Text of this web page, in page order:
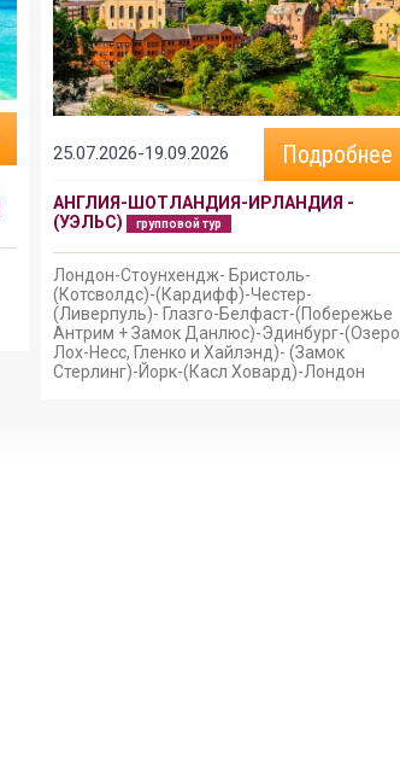
25.07.2026-19.09.2026 Подробнее
АНГЛИЯ-ШОТЛАНДИЯ-ИРЛАНДИЯ -
(УЭЛЬС)
групповой тур
Лондон-Стоунхендж- Бристоль-
(Котсволдс)-(Кардифф)-Честер-
(Ливерпуль)- Глазго-Белфаст-(Побережье
Антрим + Замок Данлюс)-Эдинбург-(Озеро
Лох-Несс, Гленко и Хайлэнд)- (Замок
Стерлинг)-Йорк-(Касл Ховард)-Лондон